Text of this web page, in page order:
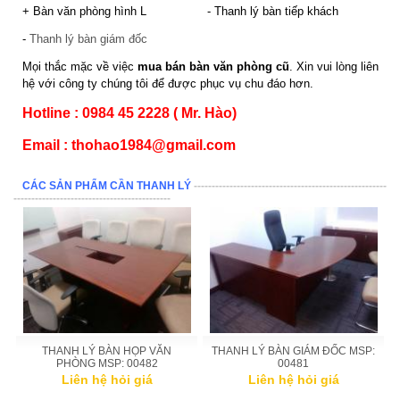
+ Bàn văn phòng hình L - Thanh lý bàn tiếp khách
- Thanh lý bàn giám đốc
Mọi thắc mặc về việc mua bán bàn văn phòng cũ . Xin vui lòng liên
hệ với công ty chúng tôi để được phục vụ chu đáo hơn.
Hotline : 0984 45 2228 ( Mr. Hào)
Email : thohao1984@gmail.com
CÁC SẢN PHẨM CẦN THANH LÝ ------------------------------------------------------
--------------------------------------------
THANH LÝ BÀN HỌP VĂN
PHÒNG MSP: 00482
Liên hệ hỏi giá
THANH LÝ BÀN GIÁM ĐỐC MSP:
00481
Liên hệ hỏi giá